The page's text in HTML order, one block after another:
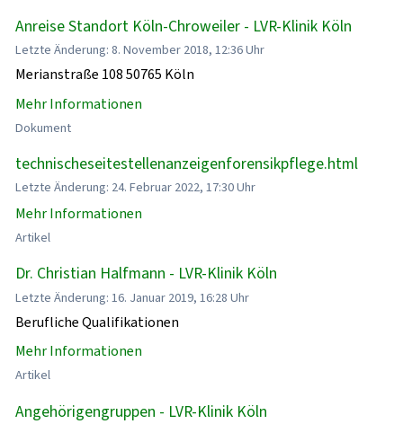
Anreise Standort Köln-Chroweiler - LVR-Klinik Köln
Letzte Änderung: 8. November 2018, 12:36 Uhr
Merianstraße 108 50765 Köln
Mehr Informationen
Dokument
technischeseitestellenanzeigenforensikpflege.html
Letzte Änderung: 24. Februar 2022, 17:30 Uhr
Mehr Informationen
Artikel
Dr. Christian Halfmann - LVR-Klinik Köln
Letzte Änderung: 16. Januar 2019, 16:28 Uhr
Berufliche Qualifikationen
Mehr Informationen
Artikel
Angehörigengruppen - LVR-Klinik Köln